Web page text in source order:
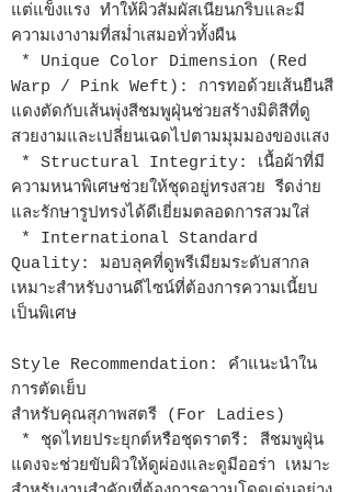
แต่แข็งแรง ทำให้ผิวสัมผัสเนียนกริบและมี
ความเงางามที่สม่ำเสมอทั่วทั้งผืน
* Unique Color Dimension (Red
Warp / Pink Weft): การทอด้วยเส้นยืนสี
แดงตัดกับเส้นพุ่งสีชมพูฝุ่นช่วยสร้างมิติสีที่ดู
สวยงามและเปลี่ยนเฉดไปตามมุมมองของแสง
* Structural Integrity: เนื้อผ้าที่มี
ความหนาพิเศษช่วยให้ชุดอยู่ทรงสวย รีดง่าย
และรักษารูปทรงได้ดีเยี่ยมตลอดการสวมใส่
* International Standard
Quality: มอบลุคที่ดูพรีเมียมระดับสากล
เหมาะสำหรับงานดีไซน์ที่ต้องการความเนี้ยบ
เป็นพิเศษ
Style Recommendation: คำแนะนำใน
การตัดเย็บ
สำหรับคุณสุภาพสตรี (For Ladies)
* ชุดไทยประยุกต์หรือชุดราตรี: สีชมพูฝุ่น
แดงจะช่วยขับผิวให้ดูผ่องและดูมีออร่า เหมาะ